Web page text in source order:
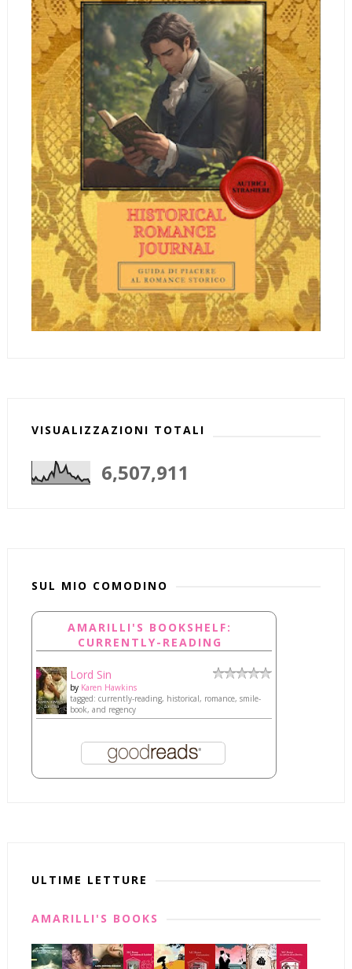
VISUALIZZAZIONI TOTALI
6,507,911
SUL MIO COMODINO
AMARILLI'S BOOKSHELF:
CURRENTLY-READING
Lord Sin
by Karen Hawkins
tagged: currently-reading, historical, romance, smile-
book, and regency
ULTIME LETTURE
AMARILLI'S BOOKS